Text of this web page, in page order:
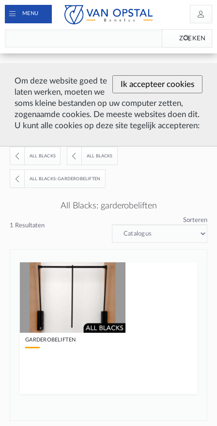
Ik accepteer cookies
Om deze website goed te
laten werken, moeten we
soms kleine bestanden op uw computer zetten,
zogenaamde cookies. De meeste websites doen dit.
U kunt alle cookies op deze site tegelijk accepteren:
MENU
ZOEKEN
ALL BLACKS ALL BLACKS
ALL BLACKS: GARDEROBELIFTEN
All Blacks: garderobeliften
1 Resultaten
Sorteren
GARDEROBELIFTEN